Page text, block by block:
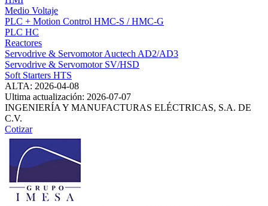
Medio Voltaje
PLC + Motion Control HMC-S / HMC-G
PLC HC
Reactores
Servodrive & Servomotor Auctech AD2/AD3
Servodrive & Servomotor SV/HSD
Soft Starters HTS
ALTA: 2026-04-08
Ultima actualización: 2026-07-07
INGENIERÍA Y MANUFACTURAS ELÉCTRICAS, S.A. DE
C.V.
Cotizar